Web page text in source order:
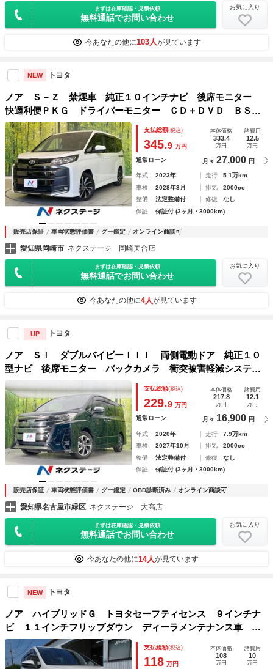
まずは在庫確認・見積依頼
無料通話でお問い合わせ
お気に入り
今あなたの他に103人が見ています
NEW トヨタ
ノア Ｓ－Ｚ 禁煙車 純正１０インチナビ 後席モニター
快適利便ＰＫＧ ドライバーモニター ＣＤ＋ＤＶＤ ＢＳ
Ｍ 両側電動スライド バックカメラ シートヒーター ＥＴ
Ｃ２．０ ＬＥＤヘッド 純正１７インチＡＷ
支払総額(税込)
345.9 万円
本体価格
333.4
万円
諸費用
12.5
万円
通常ローン 月々 27,000 円
年式 2023年 走行
5.1万km
車検
2028年3月 排気
2000cc
整備
法定整備付 修復
なし
保証
保証付 (3ヶ月・3000km)
販売店保証 車両状態評価書 グー鑑定 オンライン商談可
愛知県岡崎市 ネクステージ 岡崎美合店
まずは在庫確認・見積依頼
無料通話でお問い合わせ
お気に入り
今あなたの他に4人が見ています
UP トヨタ
ノア Ｓｉ ダブルバイビーＩＩＩ 両側電動ドア 純正１０
型ナビ 後席モニター バックカメラ 衝突被害軽減システ
ム スマートキー ＬＥＤヘッドライト ＥＴＣ クルコン
純正１６インチアルミ オートハイビーム
支払総額(税込)
229.9 万円
本体価格
217.8
万円
諸費用
12.1
万円
通常ローン 月々 16,900 円
年式 2020年 走行
7.9万km
車検
2027年10月 排気
2000cc
整備
法定整備付 修復
なし
保証
保証付 (3ヶ月・3000km)
販売店保証 車両状態評価書 グー鑑定 OBD診断済み オンライン商談可
愛知県名古屋市緑区 ネクステージ 大高店
まずは在庫確認・見積依頼
無料通話でお問い合わせ
お気に入り
今あなたの他に14人が見ています
NEW トヨタ
ノア ハイブリッドＧ トヨタセーフティセンス ９インチナ
ビ １１インチフリップダウン ディーラメンテナンス車 内
外装クリーニング済み ＯＰ両側電動＆シートヒーター＆Ｗエ
アコン＆クルコン＆ドラレコ＆前後ソナー Ｂカメラ
支払総額(税込)
118 万円
本体価格
108
万円
諸費用
10
万円